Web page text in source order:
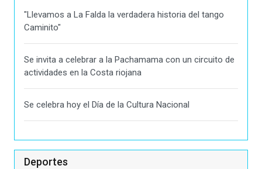
"Llevamos a La Falda la verdadera historia del tango
Caminito"
Se invita a celebrar a la Pachamama con un circuito de
actividades en la Costa riojana
Se celebra hoy el Día de la Cultura Nacional
Deportes